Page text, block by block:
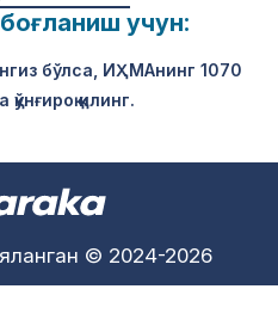
учун:
бўлса, ИҲМАнинг 1070
қўнғироқ қилинг.
© 2024-2026